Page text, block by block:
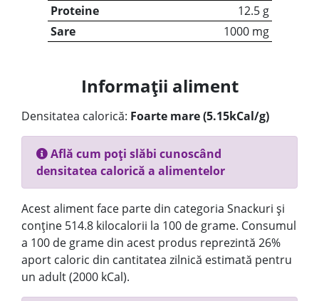
Proteine
12.5 g
Sare
1000 mg
Informații aliment
Densitatea calorică: Foarte mare (5.15kCal/g)
Află cum poți slăbi cunoscând
densitatea calorică a alimentelor
Acest aliment face parte din categoria Snackuri și
conține 514.8 kilocalorii la 100 de grame. Consumul
a 100 de grame din acest produs reprezintă 26%
aport caloric din cantitatea zilnică estimată pentru
un adult (2000 kCal).